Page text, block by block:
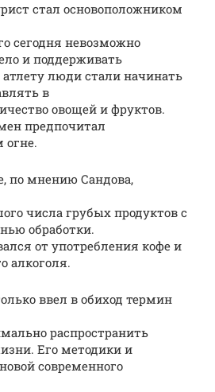
стал основоположником
сегодня невозможно
и поддерживать
атлету люди стали начинать
в
овощей и фруктов.
предпочитал
огне.
по мнению Сандова,
числа грубых продуктов с
обработки.
от употребления кофе и
алкоголя.
ввел в обиход термин
распространить
Его методики и
современного